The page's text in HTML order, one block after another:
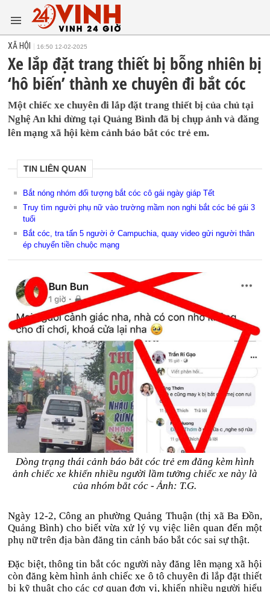
XÃ HỘI 16:50 12-02-2025
Xe lắp đặt trang thiết bị bỗng nhiên bị
‘hô biến’ thành xe chuyên đi bắt cóc
Một chiếc xe chuyên đi lắp đặt trang thiết bị của chủ tại
Nghệ An khi dừng tại Quảng Bình đã bị chụp ảnh và đăng
lên mạng xã hội kèm cảnh báo bắt cóc trẻ em.
TIN LIÊN QUAN
Bắt nóng nhóm đối tượng bắt cóc cô gái ngày giáp Tết
Truy tìm người phụ nữ vào trường mầm non nghi bắt cóc bé gái 3
tuổi
Bắt cóc, tra tấn 5 người ở Campuchia, quay video gửi người thân
ép chuyển tiền chuộc mạng
Dòng trạng thái cảnh báo bắt cóc trẻ em đăng kèm hình
ảnh chiếc xe khiến nhiều người lầm tưởng chiếc xe này là
của nhóm bắt cóc - Ảnh: T.G.
Ngày 12-2, Công an phường Quảng Thuận (thị xã Ba Đồn,
Quảng Bình) cho biết vừa xử lý vụ việc liên quan đến một
phụ nữ trên địa bàn đăng tin cảnh báo bắt cóc sai sự thật.
Đặc biệt, thông tin bắt cóc người này đăng lên mạng xã hội
còn đăng kèm hình ảnh chiếc xe ô tô chuyên đi lắp đặt thiết
bị kỹ thuật cho các cơ quan đơn vị, khiến nhiều người hiểu